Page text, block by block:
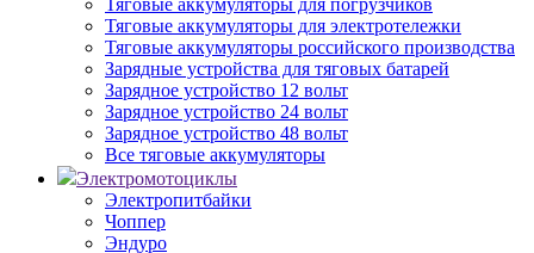
Тяговые аккумуляторы для погрузчиков
Тяговые аккумуляторы для электротележки
Тяговые аккумуляторы российского производства
Зарядные устройства для тяговых батарей
Зарядное устройство 12 вольт
Зарядное устройство 24 вольт
Зарядное устройство 48 вольт
Все тяговые аккумуляторы
Электромотоциклы
Электропитбайки
Чоппер
Эндуро